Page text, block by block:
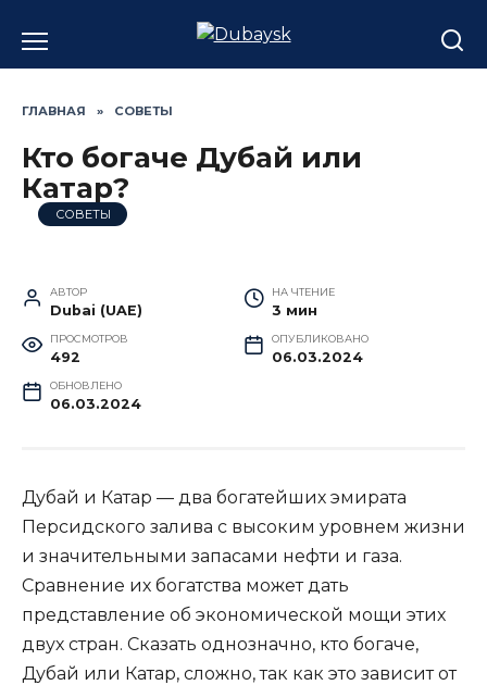
содержанию
ГЛАВНАЯ » СОВЕТЫ
Кто богаче Дубай или
Катар?
СОВЕТЫ
АВТОР
Dubai (UAE)
НА ЧТЕНИЕ
3 мин
ПРОСМОТРОВ
492
ОПУБЛИКОВАНО
06.03.2024
ОБНОВЛЕНО
06.03.2024
Дубай и Катар — два богатейших эмирата
Персидского залива с высоким уровнем жизни
и значительными запасами нефти и газа.
Сравнение их богатства может дать
представление об экономической мощи этих
двух стран. Сказать однозначно, кто богаче,
Дубай или Катар, сложно, так как это зависит от